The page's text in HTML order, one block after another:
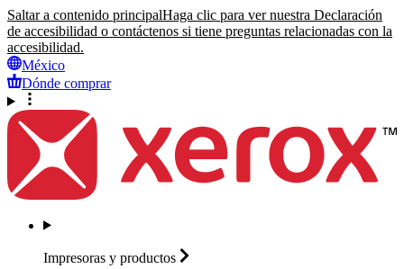
Saltar a contenido principalHaga clic para ver nuestra Declaración
de accesibilidad o contáctenos si tiene preguntas relacionadas con la
accesibilidad.
México
Dónde comprar
Impresoras y productos